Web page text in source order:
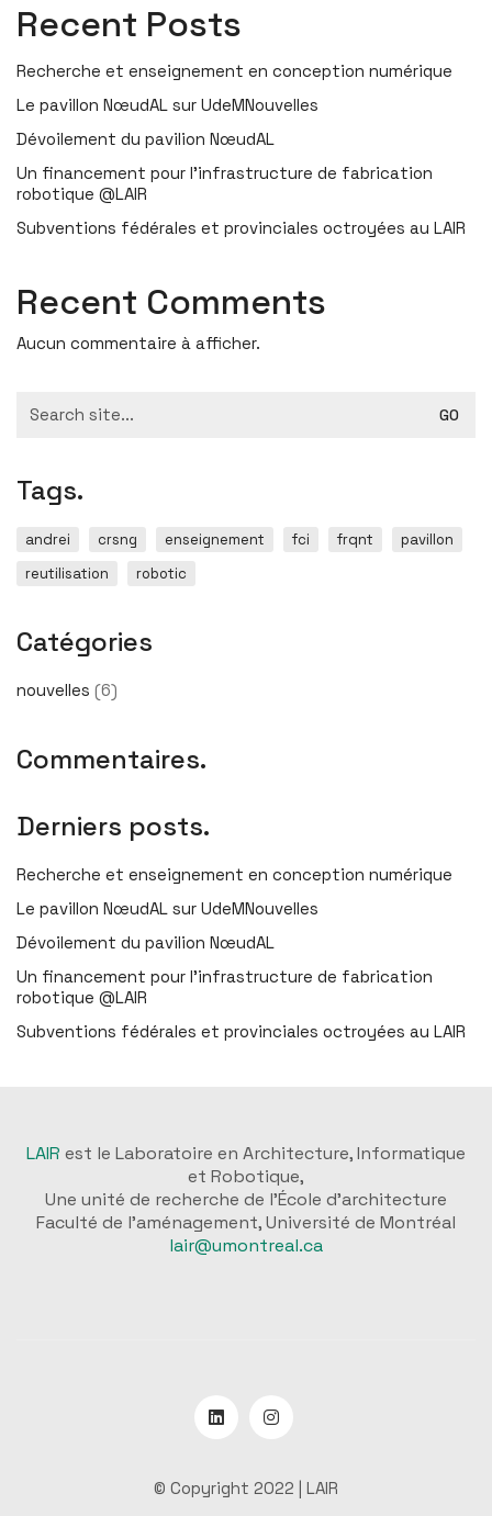
Recent Posts
Recherche et enseignement en conception numérique
Le pavillon NœudAL sur UdeMNouvelles
Dévoilement du pavilion NœudAL
Un financement pour l’infrastructure de fabrication
robotique @LAIR
Subventions fédérales et provinciales octroyées au LAIR
Recent Comments
Aucun commentaire à afficher.
for:
Tags.
andrei crsng enseignement fci frqnt
pavillon
reutilisation
robotic
Catégories
nouvelles (6)
Commentaires.
Derniers posts.
Recherche et enseignement en conception numérique
Le pavillon NœudAL sur UdeMNouvelles
Dévoilement du pavilion NœudAL
Un financement pour l’infrastructure de fabrication
robotique @LAIR
Subventions fédérales et provinciales octroyées au LAIR
LAIR est le Laboratoire en Architecture, Informatique
et Robotique,
Une unité de recherche de l'École d'architecture
Faculté de l'aménagement, Université de Montréal
lair@umontreal.ca
© Copyright 2022 | LAIR